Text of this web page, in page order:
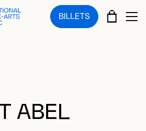
BILLETS PANIER
ABEL